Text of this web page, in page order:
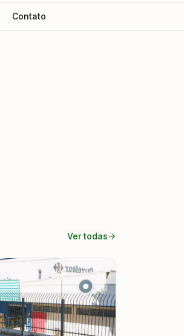
Contato
Ver todas